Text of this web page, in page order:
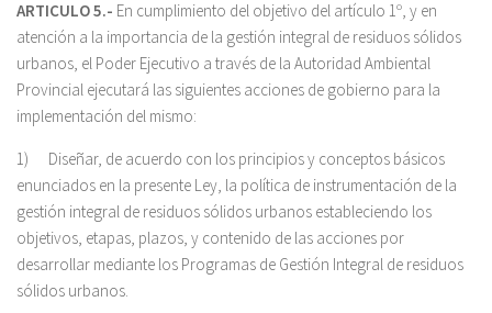
ARTICULO 5.- En cumplimiento del objetivo del artículo 1º, y en
atención a la importancia de la gestión integral de residuos sólidos
urbanos, el Poder Ejecutivo a través de la Autoridad Ambiental
Provincial ejecutará las siguientes acciones de gobierno para la
implementación del mismo:
1) Diseñar, de acuerdo con los principios y conceptos básicos
enunciados en la presente Ley, la política de instrumentación de la
gestión integral de residuos sólidos urbanos estableciendo los
objetivos, etapas, plazos, y contenido de las acciones por
desarrollar mediante los Programas de Gestión Integral de residuos
sólidos urbanos.